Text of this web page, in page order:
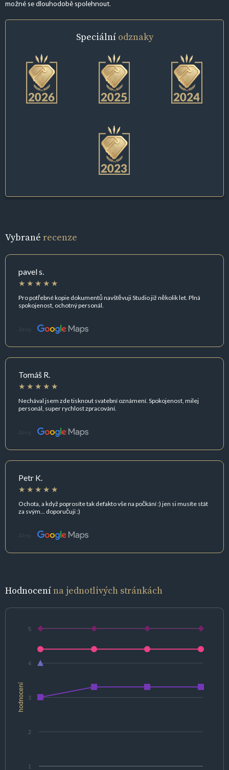
možné se dlouhodobě spolehnout.
Speciální odznaky
Vybrané recenze
pavel s.
Pro potřebné kopie dokumentů navštěvuji Studio již několik let. Plná
spokojenost, ochotný personál.
Zdroj:
Tomáš R.
Nechával jsem zde tisknout svatební oznámení. Spokojenost, milej
personál, super rychlost zpracování.
Zdroj:
Petr K.
Ochota, a když poprosíte tak defakto vše na počkání :) jen si musíte stát
za svým... doporučuji :)
Zdroj:
Hodnocenína jednotlivých stránkách
hodnocení
1
2
3
4
5